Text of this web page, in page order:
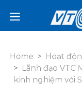
Home
Hoạt
Lãnh đạo VTC
kinh nghiệm với